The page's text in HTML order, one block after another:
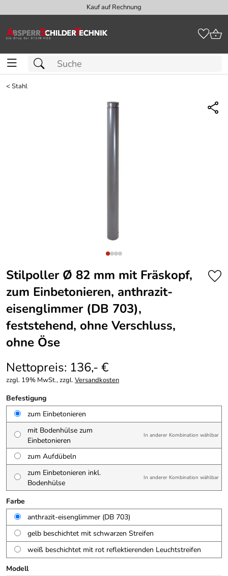
Kauf auf Rechnung
<Stahl
Stilpoller Ø 82 mm mit Fräskopf,
zum Einbetonieren, anthrazit-
eisenglimmer (DB 703),
feststehend, ohne Verschluss,
ohne Öse
Nettopreis: 136,- €
zzgl. 19% MwSt., zzgl.Versandkosten
Befestigung
zum Einbetonieren
mit Bodenhülse zum
Einbetonieren
In anderer Kombination wählbar
zum Aufdübeln
zum Einbetonieren inkl.
Bodenhülse
In anderer Kombination wählbar
Farbe
anthrazit-eisenglimmer (DB 703)
gelb beschichtet mit schwarzen Streifen
weiß beschichtet mit rot reflektierenden Leuchtstreifen
Modell